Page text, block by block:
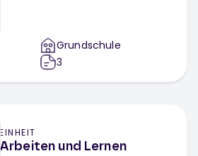
Grundschule
3
EINHEIT
Arbeiten und Lernen